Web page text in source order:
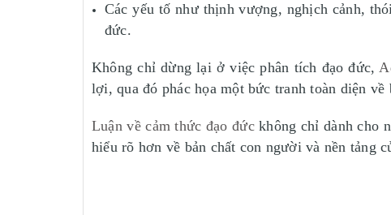
Các yếu tố như thịnh vượng, nghịch cảnh,
đức.
Không chỉ dừng lại ở việc phân tích đạo đức,
lợi, qua đó phác họa một bức tranh toàn diện
Luận về cảm thức đạo đứckhông chỉ dành cho
hiểu rõ hơn về bản chất con người và nền tảng